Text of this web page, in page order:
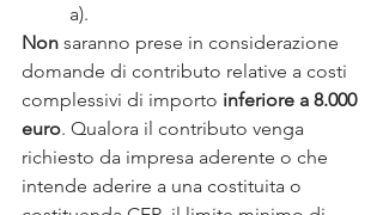
a).
Non saranno prese in considerazione
domande di contributo relative a costi
complessivi di importo inferiore a 8.000
euro. Qualora il contributo venga
richiesto da impresa aderente o che
intende aderire a una costituita o